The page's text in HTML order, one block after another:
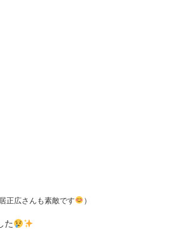
正広さんも素敵です ）
た